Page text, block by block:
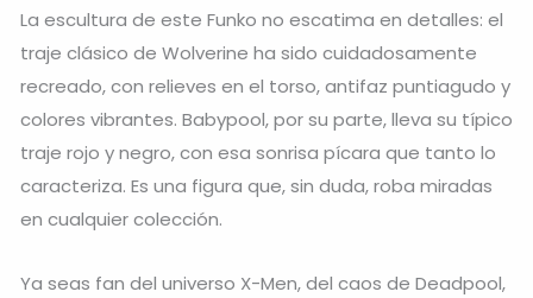
La escultura de este Funko no escatima en detalles: el
traje clásico de Wolverine ha sido cuidadosamente
recreado, con relieves en el torso, antifaz puntiagudo y
colores vibrantes. Babypool, por su parte, lleva su típico
traje rojo y negro, con esa sonrisa pícara que tanto lo
caracteriza. Es una figura que, sin duda, roba miradas
en cualquier colección.
Ya seas fan del universo X-Men, del caos de Deadpool,